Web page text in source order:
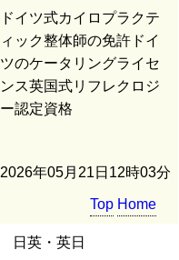
ドイツ式カイロプラクテ
ィック整体師の免許ドイ
ツのケータリングライセ
ンス英国式リフレクロジ
ー認定資格
2026年05月21日12時03分
Top Home
日英・英日